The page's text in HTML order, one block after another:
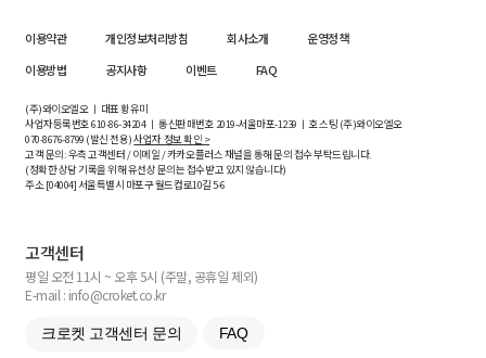
이용약관 개인정보처리방침 회사소개
운영정책
이용방법
공지사항 이벤트 FAQ
(주)와이오엘오 ㅣ 대표 황유미
사업자등록번호610-86-34204ㅣ 통신판매번호 2019-서울마포-1239 ㅣ 호스팅 (주)와이오엘오
070-8676-8799 (발신 전용)사업자 정보 확인 >
고객 문의: 우측 고객센터 / 이메일 / 카카오플러스 채널을 통해 문의 접수 부탁드립니다.
(정확한 상담 기록을 위해 유선상 문의는 접수받고 있지 않습니다)
주소 [04004] 서울특별시 마포구 월드컵로10길5-6
고객센터
평일 오전 11시 ~ 오후 5시 (주말, 공휴일 제외)
E-mail : info@croket.co.kr
크로켓 고객센터 문의 FAQ